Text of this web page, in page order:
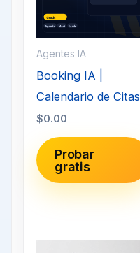
Agentes IA
Booking IA |
Calendario de Citas
$0.00
Probar
gratis